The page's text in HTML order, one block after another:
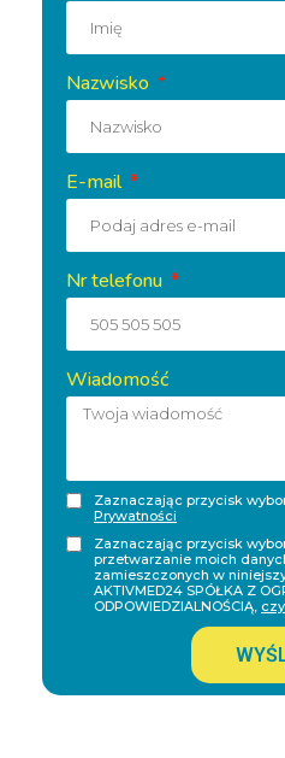
Nazwisko
E-mail
Nr telefonu
Wiadomość
Zaznaczając przycisk
Prywatności
Zaznaczając przycisk
przetwarzanie moich
zamieszczonych w
AKTIVMED24 SPÓŁKA Z
ODPOWIEDZIALNOŚCIĄ,